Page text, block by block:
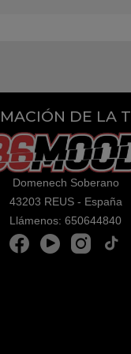
DE LA
Domenech Soberano
43203 REUS - España
Llámenos: 650644840